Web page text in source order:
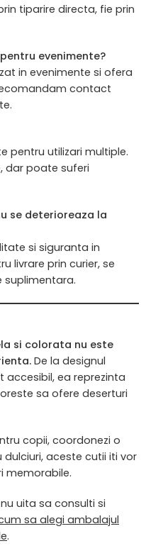
tiparire directa, fie prin
evenimente?
in evenimente si ofera
contact
pentru utilizari multiple.
dar poate suferi
se deterioreaza la
si siguranta in
livrare prin curier, se
si colorata nu este
De la designul
ea reprezinta
sa ofere deserturi
copii, coordonezi o
aceste cutii iti vor
memorabile.
uita sa consulti si
sa alegi ambalajul
.